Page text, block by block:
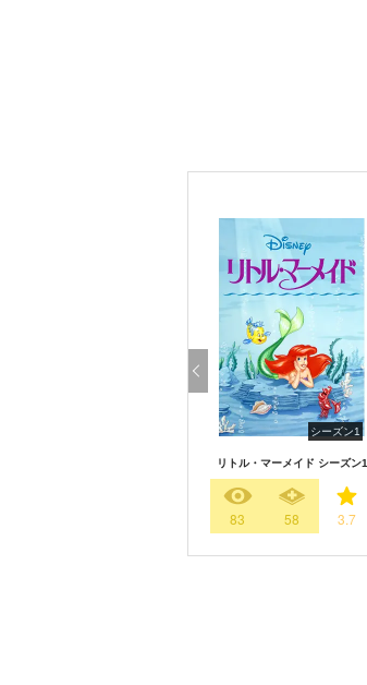
シーズン1
リトル・マーメイド シーズン1
83 58 3.7